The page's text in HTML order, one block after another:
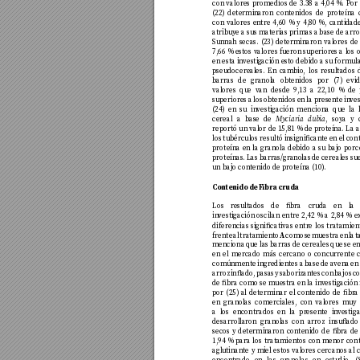
con valores promedios de 3.38 a 4,04 %.
(22) determinaron contenidos de proteína
con valores entre 4,60 % y 4,80 %,
atribuye a sus materias primas a base de
Sunnah secas. (23) determinaron valores
7,66 % estos valores fueron superiores a los
en esta investigación esto debido a su
pseudocereales. En cambio, los resultados
barras de granola obtenidos por (7)
valores que van desde 9,13 a 22,10 % de
superiores a los obtenidos en la presente inv
(24) en su investigación menciona que
cereal a base de Myciaria dubia, soya y
reportó un valor de 15,81 % de proteína. La
los tubérculos resultó insignicante en el
proteína en la granola debido a su bajo
proteínas. Las barras/granolas de cereales
un bajo contenido de proteína (10).
Contenido de Fibra cruda
Los resultados de bra cruda en la
investigación oscilan entre 2,42 % a 2,84 %
diferencias signicativas entre los
frente al tratamiento A como se muestra en la
menciona que las barras de cereales que se
en el mercado más cercano o concurrente
comúnmente ingredientes a base de avena
arroz inado, pasas y saborizantes con bajos
de bra como se muestra en la investigación
por (25) al determinar el contenido de br
en granolas comerciales, con valores muy
a los encontrados en la presente in
desarrollaron granolas con arroz
secos y determinaron contenido de bra
1,94 % para los tratamientos con menor
aglutinante y miel estos valores cercanos al